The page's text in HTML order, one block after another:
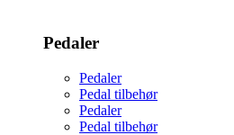
Pedaler
Pedaler
Pedal tilbehør
Pedaler
Pedal tilbehør